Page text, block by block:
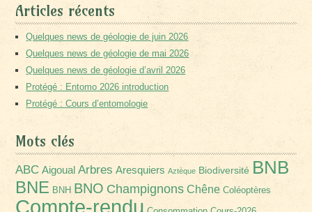
Articles récents
Quelques news de géologie de juin 2026
Quelques news de géologie de mai 2026
Quelques news de géologie d’avril 2026
Protégé : Entomo 2026 introduction
Protégé : Cours d’entomologie
Mots clés
ABC Aigoual Arbres Aresquiers Aztèque Biodiversité BNB
BNE BNH BNO Champignons Chêne Coléoptères
Compte-rendu